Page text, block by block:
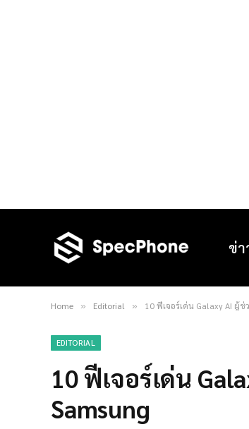
ข่า
Home » Editorial » 10 ฟีเจอร์เด่น Galaxy AI ผู้
EDITORIAL
10 ฟีเจอร์เด่น
Samsung